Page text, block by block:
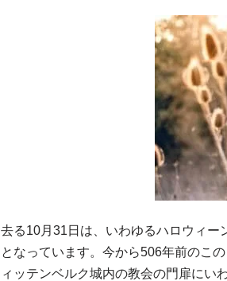
去る10月31日は、いわゆるハロウィー
となっています。今から506年前のこ
ィッテンベルク城内の教会の門扉にい